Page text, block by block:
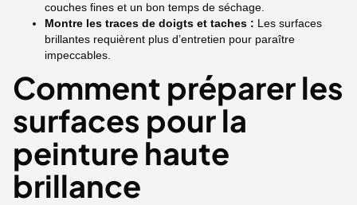
couches fines et un bon temps de séchage.
Montre les traces de doigts et taches : Les surfaces
brillantes requièrent plus d’entretien pour paraître
impeccables.
Comment préparer les
surfaces pour la
peinture haute
brillance